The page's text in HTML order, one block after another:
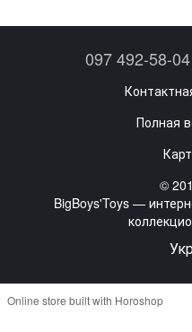
097 492-58-04
Полная
©
BigBoys'Toys —
Укр
Online store built with Horoshop